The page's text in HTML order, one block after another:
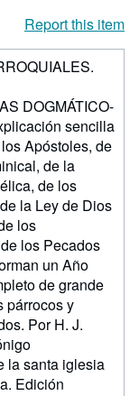
Report this item
DOGMÁTICO-
sencilla
Apóstoles, de
de la
de los
la Ley de Dios
los
los Pecados
un Año
de grande
párrocos y
Por H. J.
la santa iglesia
Edición